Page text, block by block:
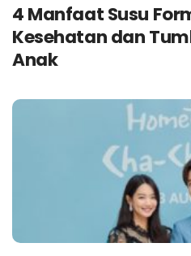
4 Manfaat Susu
Kesehatan dan
Anak